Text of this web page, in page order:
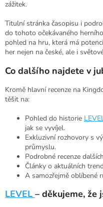
zážitek.
Titulní stránka časopisu i
do tohoto očekávaného
pohled na hru, která má
her nejen na české, ale i
Co dalšího najdete v
Kromě hlavní recenze na
těšit na:
Pohled do historie
jak se vyvíjel.
Exkluzivní rozhovory s
průmyslu.
Podrobné recenze
Články o aktuálních
A samozřejmě oblíbené
LEVEL – děkujeme, že